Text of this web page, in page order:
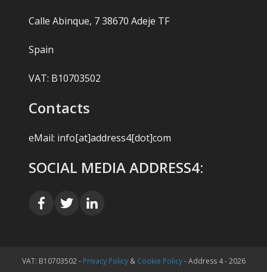
Calle Abinque, 7 38670 Adeje TF
Spain
VAT: B10703502
Contacts
eMail: info[at]address4[dot]com
SOCIAL MEDIA ADDRESS4:
VAT: B10703502 - Privacy Policy& Cookie Policy- Address 4 - 2026